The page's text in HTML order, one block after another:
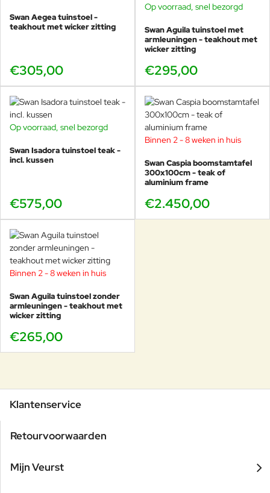
Swan Aegea tuinstoel -
teakhout met wicker zitting
€305,00
Op voorraad, snel bezorgd
Swan Aguila tuinstoel met
armleuningen - teakhout met
wicker zitting
€295,00
Op voorraad, snel bezorgd
Swan Isadora tuinstoel teak -
incl. kussen
€575,00
Binnen 2 - 8 weken in huis
Swan Caspia boomstamtafel
300x100cm - teak of
aluminium frame
€2.450,00
Binnen 2 - 8 weken in huis
Swan Aguila tuinstoel zonder
armleuningen - teakhout met
wicker zitting
€265,00
Klantenservice
Retourvoorwaarden
Mijn Veurst